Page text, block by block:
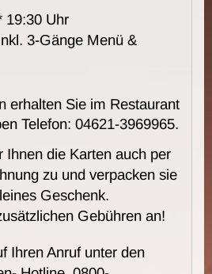
19:30 Uhr
3-Gänge Menü &
erhalten Sie im Restaurant
Telefon: 04621-3969965.
Ihnen die Karten auch per
zu und verpacken sie
Geschenk.
Gebühren an!
Ihren Anruf unter den